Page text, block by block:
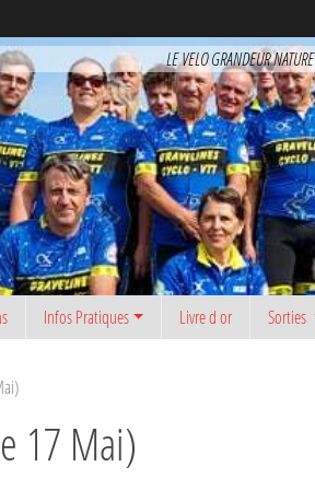
LE VELO GRANDEUR NATURE
Infos Pratiques Livre d or Sorties
17 Mai)